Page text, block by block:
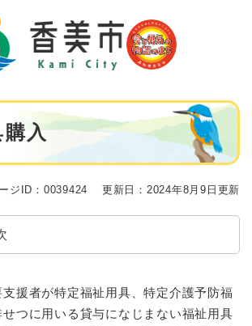
購入
ジID：0039424 更新日：2024年8月9日更新
援者が特定福祉用具、特定介護予防福
つに用いる貸与になじまない福祉用具